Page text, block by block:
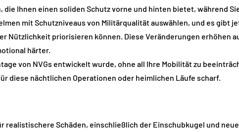
die Ihnen einen soliden Schutz vorne und hinten bietet, während
mit Schutzniveaus von Militärqualität auswählen, und es gibt
Nützlichkeit priorisieren können. Diese Veränderungen erhöhen
härter.
von NVGs entwickelt wurde, ohne all Ihre Mobilität zu
diese nächtlichen Operationen oder heimlichen Läufe scharf.
Schäden, einschließlich der Einschubkugel und